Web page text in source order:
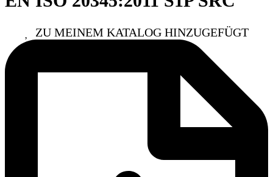
ZU MEINEM KATALOG HINZUGEFÜGT